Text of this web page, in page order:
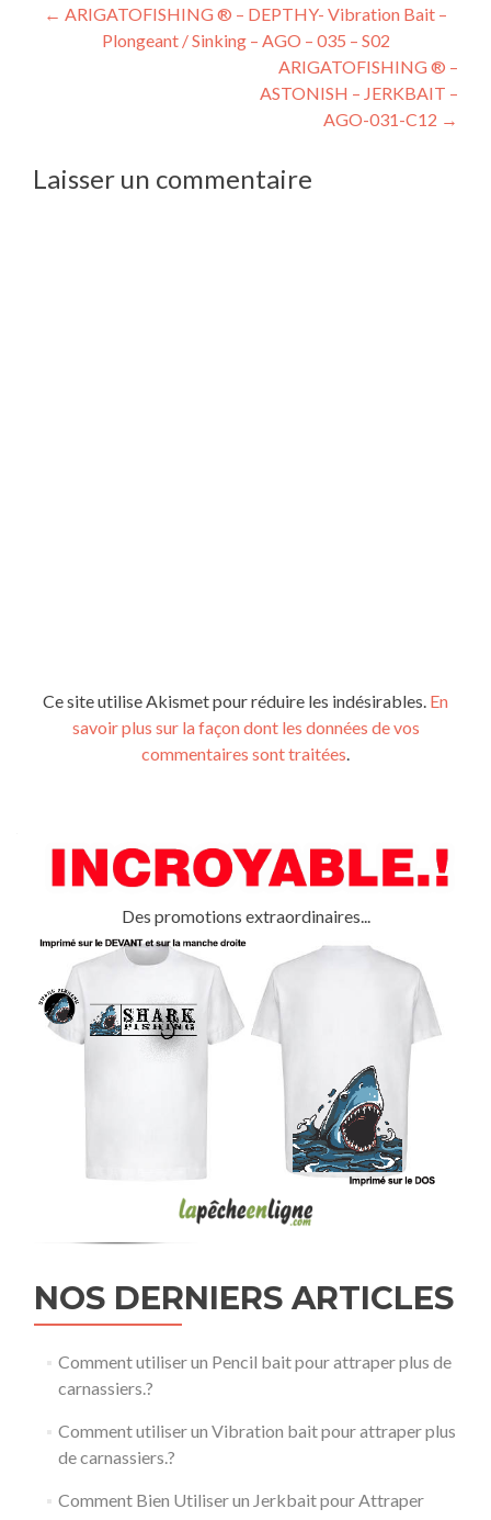
← ARIGATOFISHING ® – DEPTHY- Vibration Bait –
Plongeant / Sinking – AGO – 035 – S02
ARIGATOFISHING ® –
ASTONISH – JERKBAIT –
AGO-031-C12 →
Laisser un commentaire
Ce site utilise Akismet pour réduire les indésirables. En
savoir plus sur la façon dont les données de vos
commentaires sont traitées
Des promotions extraordinaires...
NOS DERNIERS ARTICLES
Comment utiliser un Pencil bait pour attraper plus de
carnassiers.?
Comment utiliser un Vibration bait pour attraper plus
de carnassiers.?
Comment Bien Utiliser un Jerkbait pour Attraper